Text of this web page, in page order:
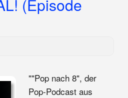
(Episode
""Pop nach 8", der
Pop-Podcast aus